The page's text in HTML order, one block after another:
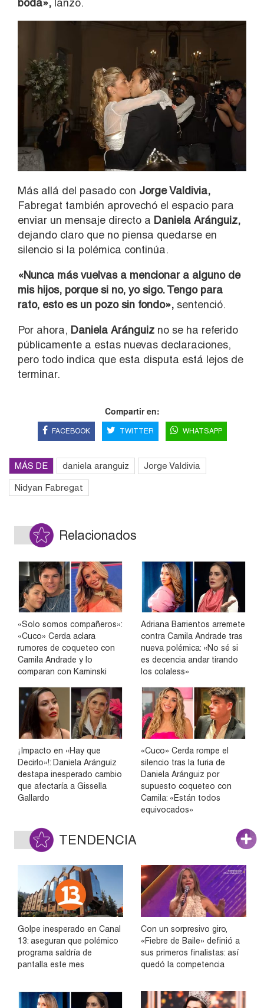
boda», lanzó.
Más allá del pasado con Jorge Valdivia,
Fabregat también aprovechó el espacio para
enviar un mensaje directo a Daniela Aránguiz,
dejando claro que no piensa quedarse en
silencio si la polémica continúa.
«Nunca más vuelvas a mencionar a alguno de
mis hijos, porque si no, yo sigo. Tengo para
rato, esto es un pozo sin fondo», sentenció.
Por ahora, Daniela Aránguiz no se ha referido
públicamente a estas nuevas declaraciones,
pero todo indica que esta disputa está lejos de
terminar.
Compartir en:
FACEBOOK TWITTER WHATSAPP
MÁS DE daniela aranguiz Jorge Valdivia
Nidyan Fabregat
Relacionados
«Solo somos compañeros»:
«Cuco» Cerda aclara
rumores de coqueteo con
Camila Andrade y lo
comparan con Kaminski
Adriana Barrientos arremete
contra Camila Andrade tras
nueva polémica: «No sé si
es decencia andar tirando
los colaless»
¡Impacto en «Hay que
Decirlo»!: Daniela Aránguiz
destapa inesperado cambio
que afectaría a Gissella
Gallardo
«Cuco» Cerda rompe el
silencio tras la furia de
Daniela Aránguiz por
supuesto coqueteo con
Camila: «Están todos
equivocados»
TENDENCIA
Golpe inesperado en Canal
13: aseguran que polémico
programa saldría de
pantalla este mes
Con un sorpresivo giro,
«Fiebre de Baile» definió a
sus primeros finalistas: así
quedó la competencia